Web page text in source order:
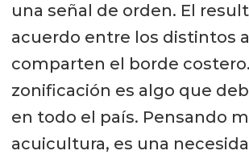
una señal de orden. El
acuerdo entre los distintos
comparten el borde
zonificación es algo que
en todo el país. Pensando
acuicultura, es una